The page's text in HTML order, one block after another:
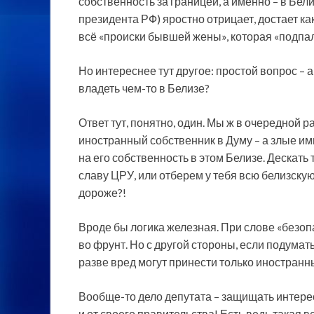
президента РФ) яростно отрицает, достает
всё «происки бывшей жены», которая
Но интереснее тут другое: простой вопрос
владеть чем-то в Белизе?
Ответ тут, понятно, один. Мы ж в очередной
иностранный собственник в Думу – а злые
на его собственность в этом Белизе.
славу ЦРУ, или отберем у тебя всю
дороже?!
Вроде бы логика железная. При слове
во фрунт. Но с другой стороны, если
разве вред могут принести только
Вообще-то дело депутата – защищать